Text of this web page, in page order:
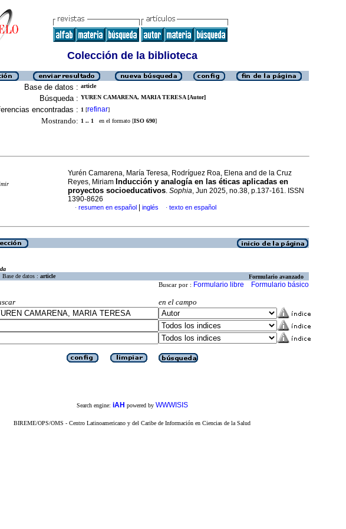
Colección de la biblioteca
Base de datos : article
Búsqueda : YUREN CAMARENA, MARIA TERESA [Autor]
encontradas : 1 [refinar]
Mostrando: 1 .. 1 en el formato [ISO 690]
Yurén Camarena, María Teresa, Rodríguez Roa, Elena and de la Cruz
Reyes, Miriam Inducción y analogía en las éticas aplicadas en
proyectos socioeducativos. Sophia, Jun 2025, no.38, p.137-161. ISSN
1390-8626
· resumen en español inglés · texto en español
Base de datos : article Formulario avanzado
Buscar por : Formulario libre Formulario básico
en el campo
Search engine: iAH powered by WWWISIS
BIREME/OPS/OMS - Centro Latinoamericano y del Caribe de Información en Ciencias de la Salud